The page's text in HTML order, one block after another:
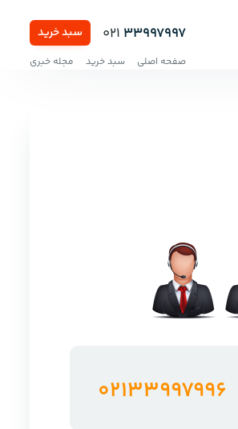
سبد خرید 021 33997997
صفحه اصلی سبد خرید مجله خبری
02133997996